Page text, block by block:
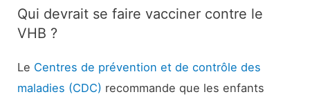
Qui devrait se faire vacciner contre le
VHB ?
Le Centres de prévention et de contrôle des
maladies (CDC) recommande que les enfants